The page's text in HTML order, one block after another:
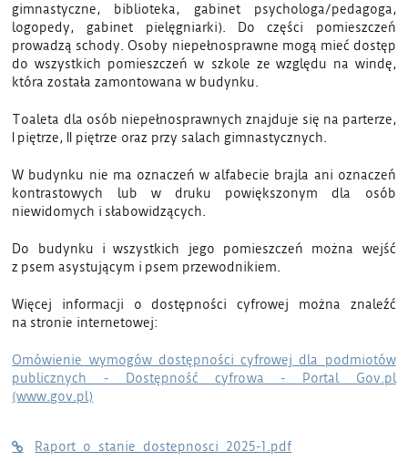
gimnastyczne, biblioteka, gabinet psychologa/pedagoga,
logopedy, gabinet pielęgniarki). Do części pomieszczeń
prowadzą schody. Osoby niepełnosprawne mogą mieć dostęp
do wszystkich pomieszczeń w szkole ze względu na windę,
która została zamontowana w budynku.
Toaleta dla osób niepełnosprawnych znajduje się na parterze,
I piętrze, II piętrze oraz przy salach gimnastycznych.
W budynku nie ma oznaczeń w alfabecie brajla ani oznaczeń
kontrastowych lub w druku powiększonym dla osób
niewidomych i słabowidzących.
Do budynku i wszystkich jego pomieszczeń można wejść
z psem asystującym i psem przewodnikiem.
Więcej informacji o dostępności cyfrowej można znaleźć
na stronie internetowej:
Omówienie wymogów dostępności cyfrowej dla podmiotów
publicznych - Dostępność cyfrowa - Portal Gov.pl
(www.gov.pl)
Raport_o_stanie_dostepnosci_2025-1.pdf